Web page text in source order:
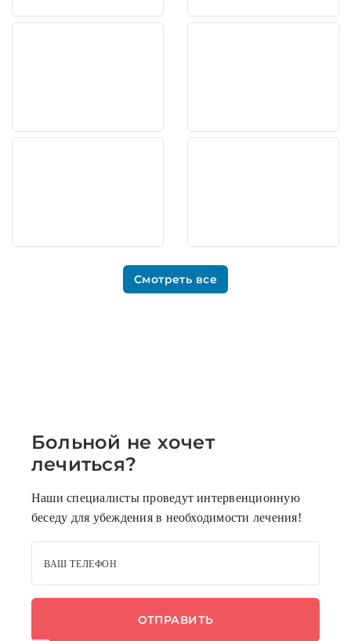
Смотреть все
Больной не хочет
лечиться?
Наши специалисты проведут интервенционную
беседу для убеждения в необходимости лечения!
ВАШ ТЕЛЕФОН